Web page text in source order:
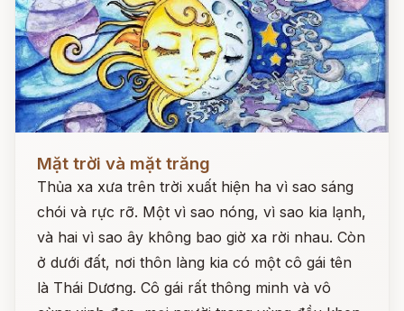
Mặt trời và mặt trăng
Thủa xa xưa trên trời xuất hiện ha vì sao sáng
chói và rực rỡ. Một vì sao nóng, vì sao kia lạnh,
và hai vì sao ây không bao giờ xa rời nhau. Còn
ở dưới đất, nơi thôn làng kia có một cô gái tên
là Thái Dương. Cô gái rất thông minh và vô